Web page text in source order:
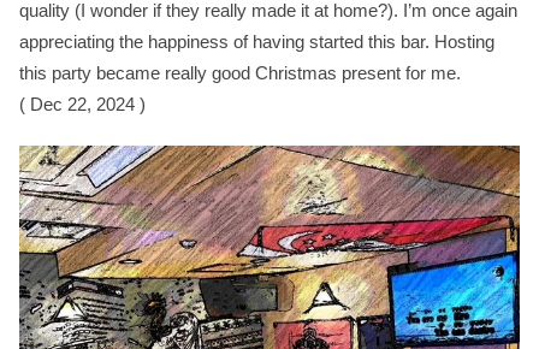
quality (I wonder if they really made it at home?). I’m once again
appreciating the happiness of having started this bar. Hosting
this party became really good Christmas present for me.
( Dec 22, 2024 )